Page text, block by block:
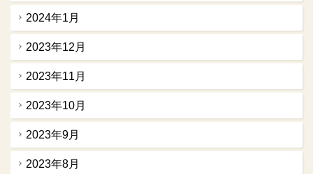
2024年1月
2023年12月
2023年11月
2023年10月
2023年9月
2023年8月